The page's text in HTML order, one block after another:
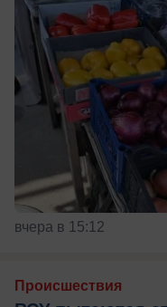
вчера в 15:12
Происшествия